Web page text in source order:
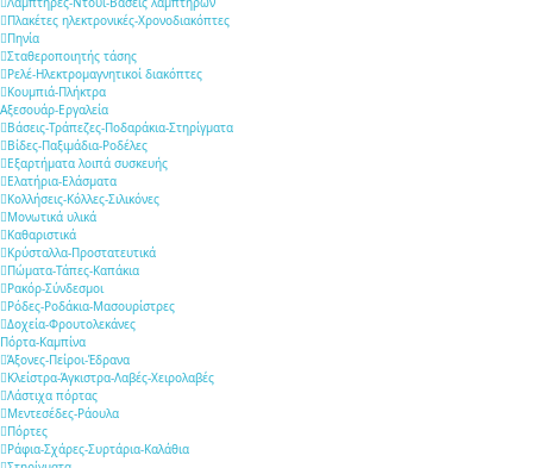
Πλακέτες ηλεκτρονικές-Χρονοδιακόπτες
Πηνία
Σταθεροποιητής τάσης
Ρελέ-Ηλεκτρομαγνητικοί διακόπτες
Κουμπιά-Πλήκτρα
Αξεσουάρ-Εργαλεία
Βάσεις-Τράπεζες-Ποδαράκια-Στηρίγματα
Βίδες-Παξιμάδια-Ροδέλες
Εξαρτήματα λοιπά συσκευής
Ελατήρια-Ελάσματα
Κολλήσεις-Κόλλες-Σιλικόνες
Μονωτικά υλικά
Καθαριστικά
Κρύσταλλα-Προστατευτικά
Πώματα-Τάπες-Καπάκια
Ρακόρ-Σύνδεσμοι
Ρόδες-Ροδάκια-Μασουρίστρες
Δοχεία-Φρουτολεκάνες
Πόρτα-Καμπίνα
Άξονες-Πείροι-Έδρανα
Κλείστρα-Άγκιστρα-Λαβές-Χειρολαβές
Λάστιχα πόρτας
Μεντεσέδες-Ράουλα
Πόρτες
Ράφια-Σχάρες-Συρτάρια-Καλάθια